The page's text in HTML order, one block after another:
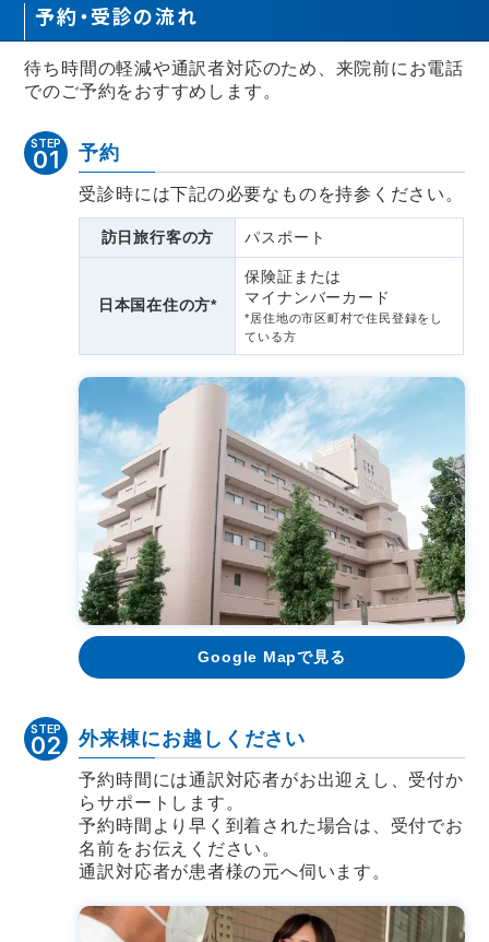
予約・受診の流れ
待ち時間の軽減や通訳者対応のため、来院前にお電話
でのご予約をおすすめします。
STEP
01 予約
受診時には下記の必要なものを持参ください。
訪日旅行客の方 パスポート
日本国在住の方*
保険証または
マイナンバーカード
*居住地の市区町村で住民登録をし
ている方
Google Mapで見る
STEP
02 外来棟にお越しください
予約時間には通訳対応者がお出迎えし、受付か
らサポートします。
予約時間より早く到着された場合は、受付でお
名前をお伝えください。
通訳対応者が患者様の元へ伺います。